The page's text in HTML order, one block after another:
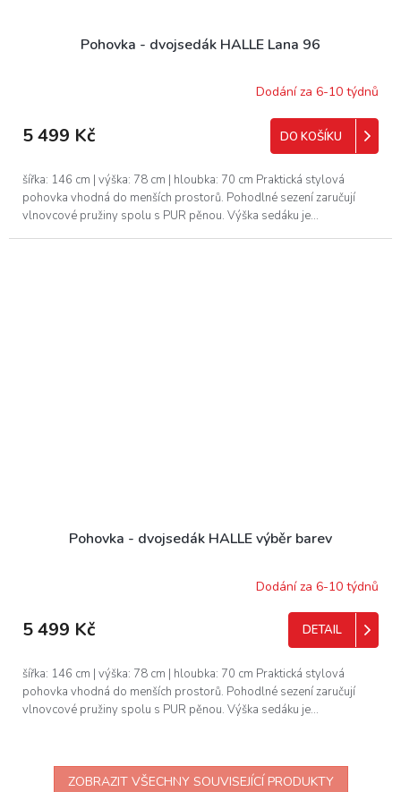
Pohovka - dvojsedák HALLE Lana 96
Dodání za 6-10 týdnů
5 499 Kč DO KOŠÍKU
šířka: 146 cm | výška: 78 cm | hloubka: 70 cm Praktická stylová
pohovka vhodná do menších prostorů. Pohodlné sezení zaručují
vlnovcové pružiny spolu s PUR pěnou. Výška sedáku je...
Pohovka - dvojsedák HALLE výběr barev
Dodání za 6-10 týdnů
5 499 Kč DETAIL
šířka: 146 cm | výška: 78 cm | hloubka: 70 cm Praktická stylová
pohovka vhodná do menších prostorů. Pohodlné sezení zaručují
vlnovcové pružiny spolu s PUR pěnou. Výška sedáku je...
ZOBRAZIT VŠECHNY SOUVISEJÍCÍ PRODUKTY